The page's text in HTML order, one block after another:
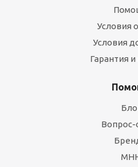
Условия
Условия
Гарантия
Вопрос-